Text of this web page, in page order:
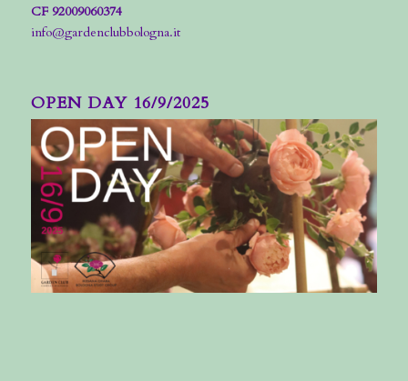
CF 92009060374
info@gardenclubbologna.it
OPEN DAY 16/9/2025